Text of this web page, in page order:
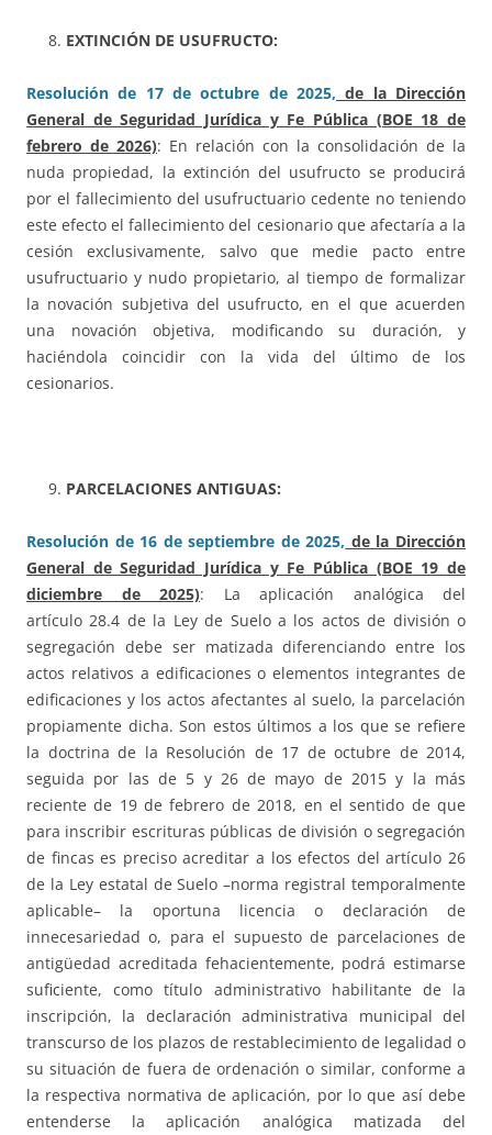
EXTINCIÓN DE USUFRUCTO:
Resolución de 17 de octubre de 2025, de la Dirección
General de Seguridad Jurídica y Fe Pública (BOE 18 de
febrero de 2026): En relación con la consolidación de la
nuda propiedad, la extinción del usufructo se producirá
por el fallecimiento del usufructuario cedente no teniendo
este efecto el fallecimiento del cesionario que afectaría a la
cesión exclusivamente, salvo que medie pacto entre
usufructuario y nudo propietario, al tiempo de formalizar
la novación subjetiva del usufructo, en el que acuerden
una novación objetiva, modificando su duración, y
haciéndola coincidir con la vida del último de los
cesionarios.
PARCELACIONES ANTIGUAS:
Resolución de 16 de septiembre de 2025, de la Dirección
General de Seguridad Jurídica y Fe Pública (BOE 19 de
diciembre de 2025): La aplicación analógica del
artículo 28.4 de la Ley de Suelo a los actos de división o
segregación debe ser matizada diferenciando entre los
actos relativos a edificaciones o elementos integrantes de
edificaciones y los actos afectantes al suelo, la parcelación
propiamente dicha. Son estos últimos a los que se refiere
la doctrina de la Resolución de 17 de octubre de 2014,
seguida por las de 5 y 26 de mayo de 2015 y la más
reciente de 19 de febrero de 2018, en el sentido de que
para inscribir escrituras públicas de división o segregación
de fincas es preciso acreditar a los efectos del artículo 26
de la Ley estatal de Suelo –norma registral temporalmente
aplicable– la oportuna licencia o declaración de
innecesariedad o, para el supuesto de parcelaciones de
antigüedad acreditada fehacientemente, podrá estimarse
suficiente, como título administrativo habilitante de la
inscripción, la declaración administrativa municipal del
transcurso de los plazos de restablecimiento de legalidad o
su situación de fuera de ordenación o similar, conforme a
la respectiva normativa de aplicación, por lo que así debe
entenderse la aplicación analógica matizada del